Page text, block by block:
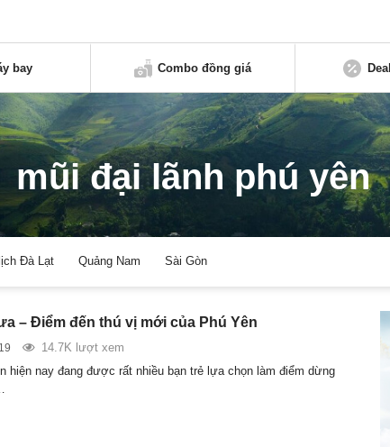
bay Combo đồng giá
mũi đại lãnh phú yên
Đà Lạt Quảng Nam Sài Gòn
– Điểm đến thú vị mới của Phú Yên
14.7K lượt xem
hiện nay đang được rất nhiều bạn trẻ lựa chọn làm điểm dừng